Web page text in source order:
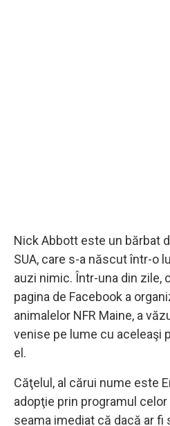
Nick Abbott este un bărbat
SUA, care s-a născut într-o
auzi nimic. Într-una din zile,
pagina de Facebook a
animalelor NFR Maine, a
venise pe lume cu aceleaşi
el.
Căţelul, al cărui nume este
adopţie prin programul celor
seama imediat că dacă ar fi